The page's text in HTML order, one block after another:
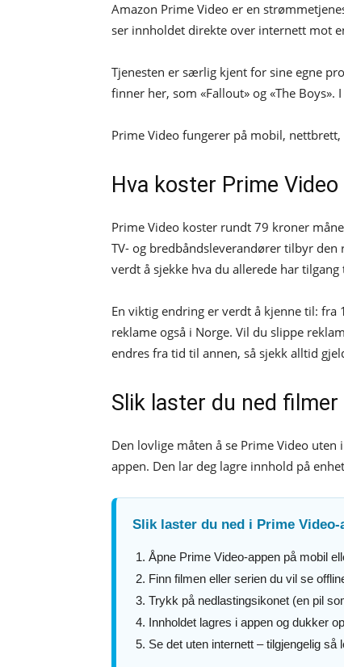
Amazon Prime Video er en
ser innholdet direkte over internett mot
Tjenesten er særlig kjent for sine egne
finner her, som «Fallout» og «The
Prime Video fungerer på mobil,
Hva koster Prime Video
Prime Video koster rundt 79 kroner
TV- og bredbåndsleverandører tilbyr
verdt å sjekke hva du allerede har tilgang
En viktig endring er verdt å kjenne til:
reklame også i Norge. Vil du slippe
endres fra tid til annen, så sjekk alltid
Slik laster du ned
Den lovlige måten å se Prime Video
appen. Den lar deg lagre innhold på
Slik laster du ned i Prime Video-
Åpne Prime Video-appen på mobil
Finn filmen eller serien du vil se
Trykk på nedlastingsikonet (en pil
Innholdet lagres i appen og dukker
Se det uten internett – tilgjengelig så